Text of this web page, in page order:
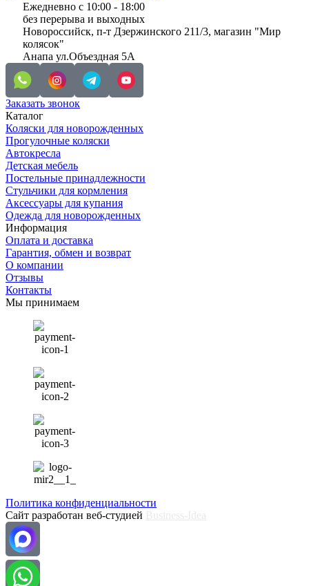
Ежедневно с 10:00 - 18:00
без перерыва и выходных
Новороссийск, п-т Дзержинского 211/3, магазин "Мир
колясок"
Анапа ул.Объездная 5А
Заказать звонок
Каталог
Коляски для новорожденных
Прогулочные коляски
Автокресла
Детская мебель
Постельные принадлежности
Стульчики для кормления
Аксессуары для купания
Одежда для новорожденных
Информация
Оплата и доставка
Гарантия, обмен и возврат
О компании
Отзывы
Контакты
Мы принимаем
Политика конфиденциальности
Сайт разработан веб-студией